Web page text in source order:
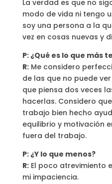
La verdad es que no
modo de vida ni tengo
soy una persona a la
vez en cosas nuevas y
P: ¿Qué es lo que más
R:Me considero
de las que no puede
que piensa dos veces
hacerlas. Considero
trabajo bien hecho
equilibrio y motivación
fuera del trabajo.
P: ¿Y lo que menos?
R:El poco atrevimiento
mi impaciencia.